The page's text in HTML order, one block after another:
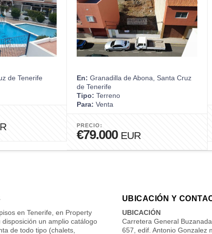
de Tenerife
En: Granadilla de Abona, Santa Cruz
de Tenerife
Tipo: Terreno
Para: Venta
PRECIO:
€79.000 EUR
en Tenerife, en Property
un amplio catálogo
de todo tipo (chalets,
UBICACIÓN Y
UBICACIÓN
Carretera General
657, edif. Antonio Gonzalez